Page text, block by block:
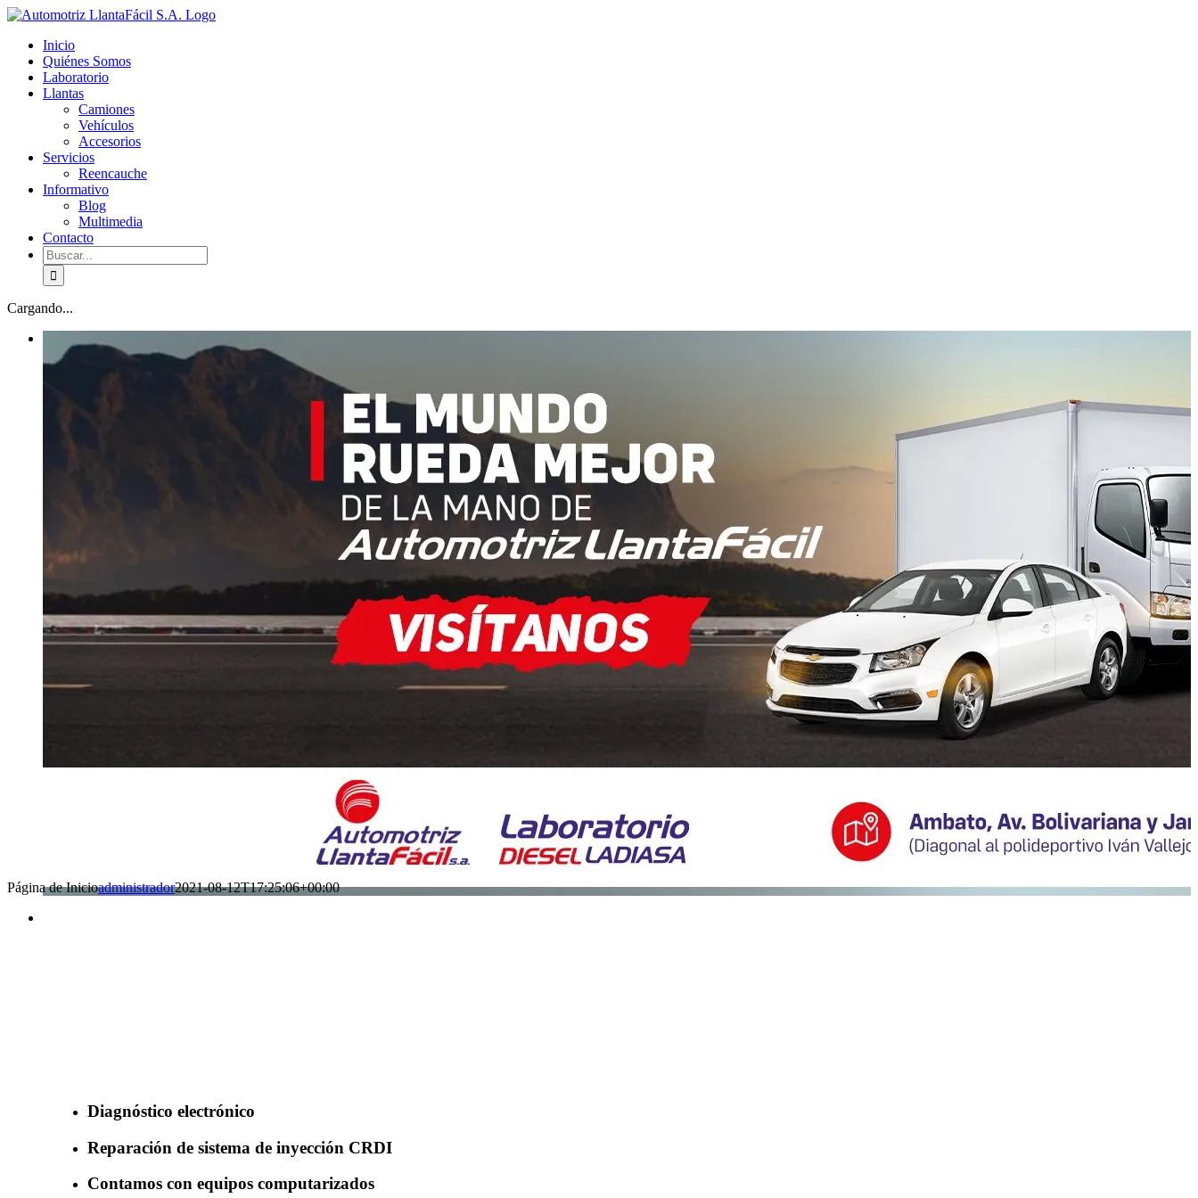
Skip
content
facebook
youtube
Inicio
Quiénes Somos
Laboratorio
Llantas
Camiones
Vehículos
Accesorios
Servicios
Reencauche
Informativo
Blog
Multimedia
Contacto
Buscar:
Cargando...
Página de Inicioadministrador2021-08-12T17:25:06+00:00
Diagnóstico electrónico
Reparación de sistema de inyección CRDI
Contamos con equipos computarizados